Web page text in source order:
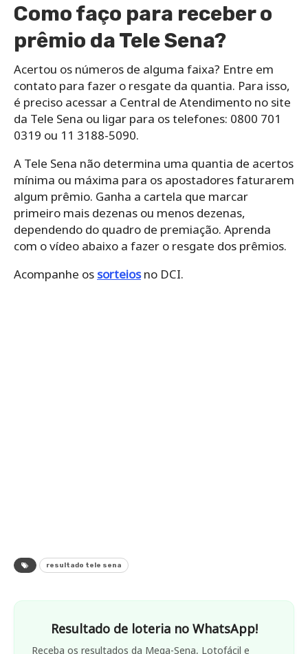
Como faço para receber o
prêmio da Tele Sena?
Acertou os números de alguma faixa? Entre em
contato para fazer o resgate da quantia. Para isso,
é preciso acessar a Central de Atendimento no site
da Tele Sena ou ligar para os telefones: 0800 701
0319 ou 11 3188-5090.
A Tele Sena não determina uma quantia de acertos
mínima ou máxima para os apostadores faturarem
algum prêmio. Ganha a cartela que marcar
primeiro mais dezenas ou menos dezenas,
dependendo do quadro de premiação. Aprenda
com o vídeo abaixo a fazer o resgate dos prêmios.
Acompanhe os sorteiosno DCI.
resultado tele sena
Resultado de loteria no WhatsApp!
Receba os resultados da Mega-Sena, Lotofácil e